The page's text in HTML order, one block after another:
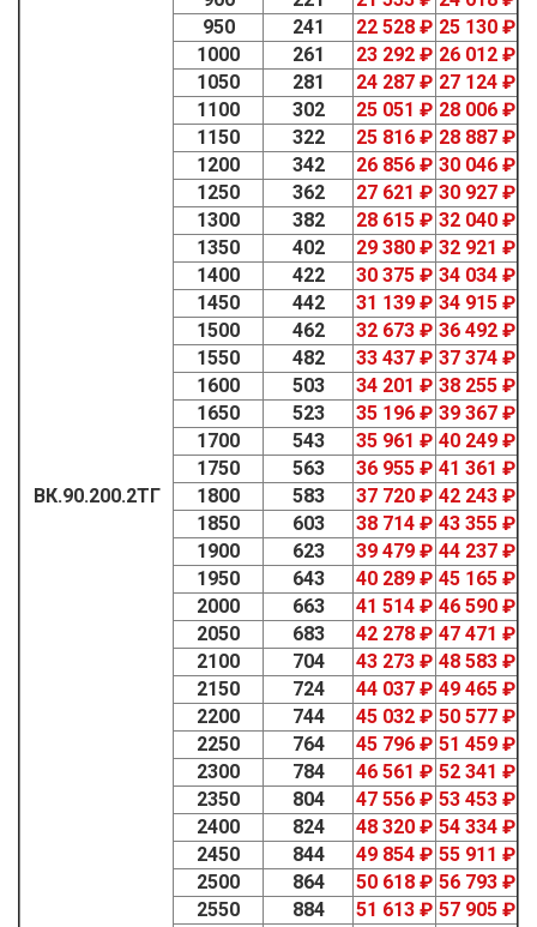
ВК.90.200.2ТГ
950
241 22 528 ₽ 25 130 ₽
1000
261 23 292 ₽ 26 012 ₽
1050
281 24 287 ₽ 27 124 ₽
1100
302 25 051 ₽ 28 006 ₽
1150
322 25 816 ₽ 28 887 ₽
1200
342 26 856 ₽ 30 046 ₽
1250
362 27 621 ₽ 30 927 ₽
1300
382 28 615 ₽ 32 040 ₽
1350
402 29 380 ₽ 32 921 ₽
1400
422 30 375 ₽ 34 034 ₽
1450
442 31 139 ₽ 34 915 ₽
1500
462 32 673 ₽ 36 492 ₽
1550
482 33 437 ₽ 37 374 ₽
1600
503 34 201 ₽ 38 255 ₽
1650
523 35 196 ₽ 39 367 ₽
1700
543 35 961 ₽ 40 249 ₽
1750
563 36 955 ₽ 41 361 ₽
1800
583 37 720 ₽ 42 243 ₽
1850
603 38 714 ₽ 43 355 ₽
1900
623 39 479 ₽ 44 237 ₽
1950
643 40 289 ₽ 45 165 ₽
2000
663 41 514 ₽ 46 590 ₽
2050
683 42 278 ₽ 47 471 ₽
2100
704 43 273 ₽ 48 583 ₽
2150
724 44 037 ₽ 49 465 ₽
2200
744 45 032 ₽ 50 577 ₽
2250
764 45 796 ₽ 51 459 ₽
2300
784 46 561 ₽ 52 341 ₽
2350
804 47 556 ₽ 53 453 ₽
2400
824 48 320 ₽ 54 334 ₽
2450
844 49 854 ₽ 55 911 ₽
2500
864 50 618 ₽ 56 793 ₽
2550
884 51 613 ₽ 57 905 ₽